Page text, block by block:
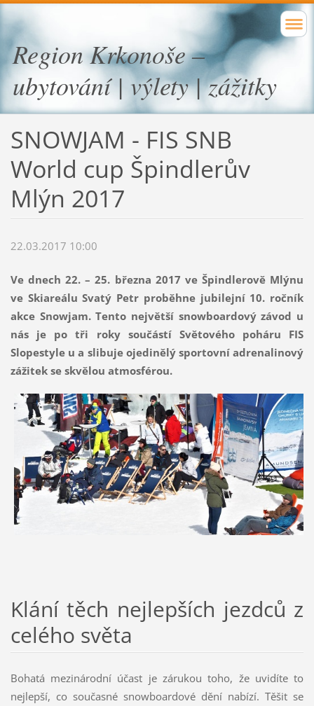
Region Krkonoše –
ubytování | výlety | zážitky
SNOWJAM - FIS SNB
World cup Špindlerův
Mlýn 2017
22.03.2017 10:00
Ve dnech 22. – 25. března 2017 ve Špindlerově Mlýnu
ve Skiareálu Svatý Petr proběhne jubilejní 10. ročník
akce Snowjam. Tento největší snowboardový závod u
nás je po tři roky součástí Světového poháru FIS
Slopestyle u a slibuje ojedinělý sportovní adrenalinový
zážitek se skvělou atmosférou.
Klání těch nejlepších jezdců z
celého světa
Bohatá mezinárodní účast je zárukou toho, že uvidíte to
nejlepší, co současné snowboardové dění nabízí. Těšit se